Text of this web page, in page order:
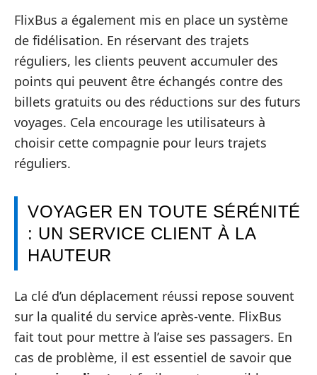
FlixBus a également mis en place un système
de fidélisation. En réservant des trajets
réguliers, les clients peuvent accumuler des
points qui peuvent être échangés contre des
billets gratuits ou des réductions sur des futurs
voyages. Cela encourage les utilisateurs à
choisir cette compagnie pour leurs trajets
réguliers.
VOYAGER EN TOUTE SÉRÉNITÉ
: UN SERVICE CLIENT À LA
HAUTEUR
La clé d’un déplacement réussi repose souvent
sur la qualité du service après-vente. FlixBus
fait tout pour mettre à l’aise ses passagers. En
cas de problème, il est essentiel de savoir que